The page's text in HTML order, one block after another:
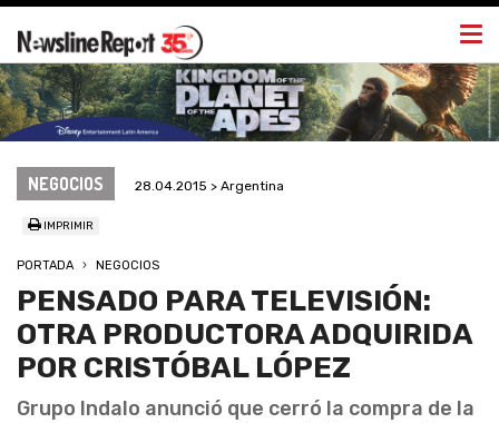
NEGOCIOS 28.04.2015 > Argentina
IMPRIMIR
PORTADA NEGOCIOS
PENSADO PARA TELEVISIÓN:
OTRA PRODUCTORA ADQUIRIDA
POR CRISTÓBAL LÓPEZ
Grupo Indalo anunció que cerró la compra de la